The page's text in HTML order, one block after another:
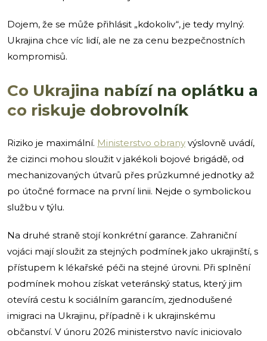
Dojem, že se může přihlásit „kdokoliv“, je tedy mylný.
Ukrajina chce víc lidí, ale ne za cenu bezpečnostních
kompromisů.
Co Ukrajina nabízí na oplátku a
co riskuje dobrovolník
Riziko je maximální. Ministerstvo obrany výslovně uvádí,
že cizinci mohou sloužit v jakékoli bojové brigádě, od
mechanizovaných útvarů přes průzkumné jednotky až
po útočné formace na první linii. Nejde o symbolickou
službu v týlu.
Na druhé straně stojí konkrétní garance. Zahraniční
vojáci mají sloužit za stejných podmínek jako ukrajinští, s
přístupem k lékařské péči na stejné úrovni. Při splnění
podmínek mohou získat veteránský status, který jim
otevírá cestu k sociálním garancím, zjednodušené
imigraci na Ukrajinu, případně i k ukrajinskému
občanství. V únoru 2026 ministerstvo navíc iniciovalo